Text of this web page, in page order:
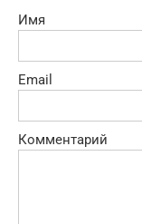
Имя
Email
Комментарий